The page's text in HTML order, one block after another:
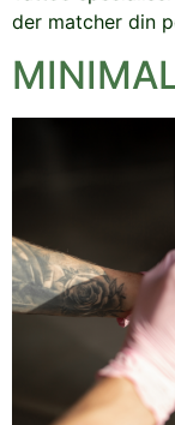
der matcher din